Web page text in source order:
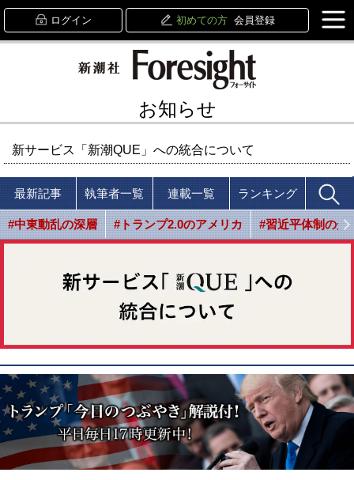
ログイン 初めての方 会員登録
お知らせ
新サービス「新潮QUE」への統合について
最新記事 執筆者一覧 連載一覧 ランキング
#中東動乱の深層 #トランプ2.0のアメリカ #習近平体制の光